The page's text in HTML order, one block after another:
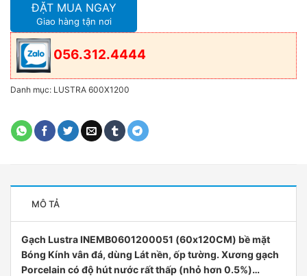
ĐẶT MUA NGAY
Giao hàng tận nơi
056.312.4444
Danh mục: LUSTRA 600X1200
MÔ TẢ
Gạch Lustra INEMB0601200051 (60x120CM) bề mặt
Bóng Kính vân đá, dùng Lát nền, ốp tường. Xương gạch
Porcelain có độ hút nước rất thấp (nhỏ hơn 0.5%)…